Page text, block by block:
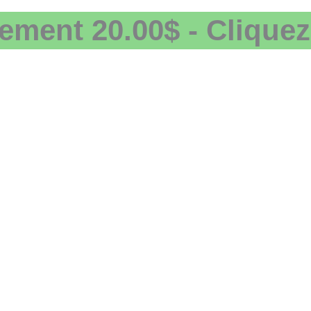
20.00$ -